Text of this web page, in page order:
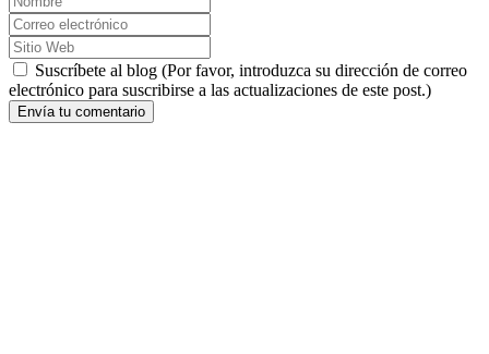
Suscríbete al blog (Por favor, introduzca su dirección de correo
electrónico para suscribirse a las actualizaciones de este post.)
Envía tu comentario